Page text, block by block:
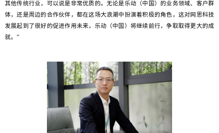
其他传统行业，可以说是非常优质的。无论是乐动（中国）的业务领域、客户群
体，还是周边的合作伙伴，都在这场大浪潮中扮演着积极的角色，这对网思科技
发展起到了很好的促进作用未来，乐动（中国）将继续前行，争取取得更大的成
就。”